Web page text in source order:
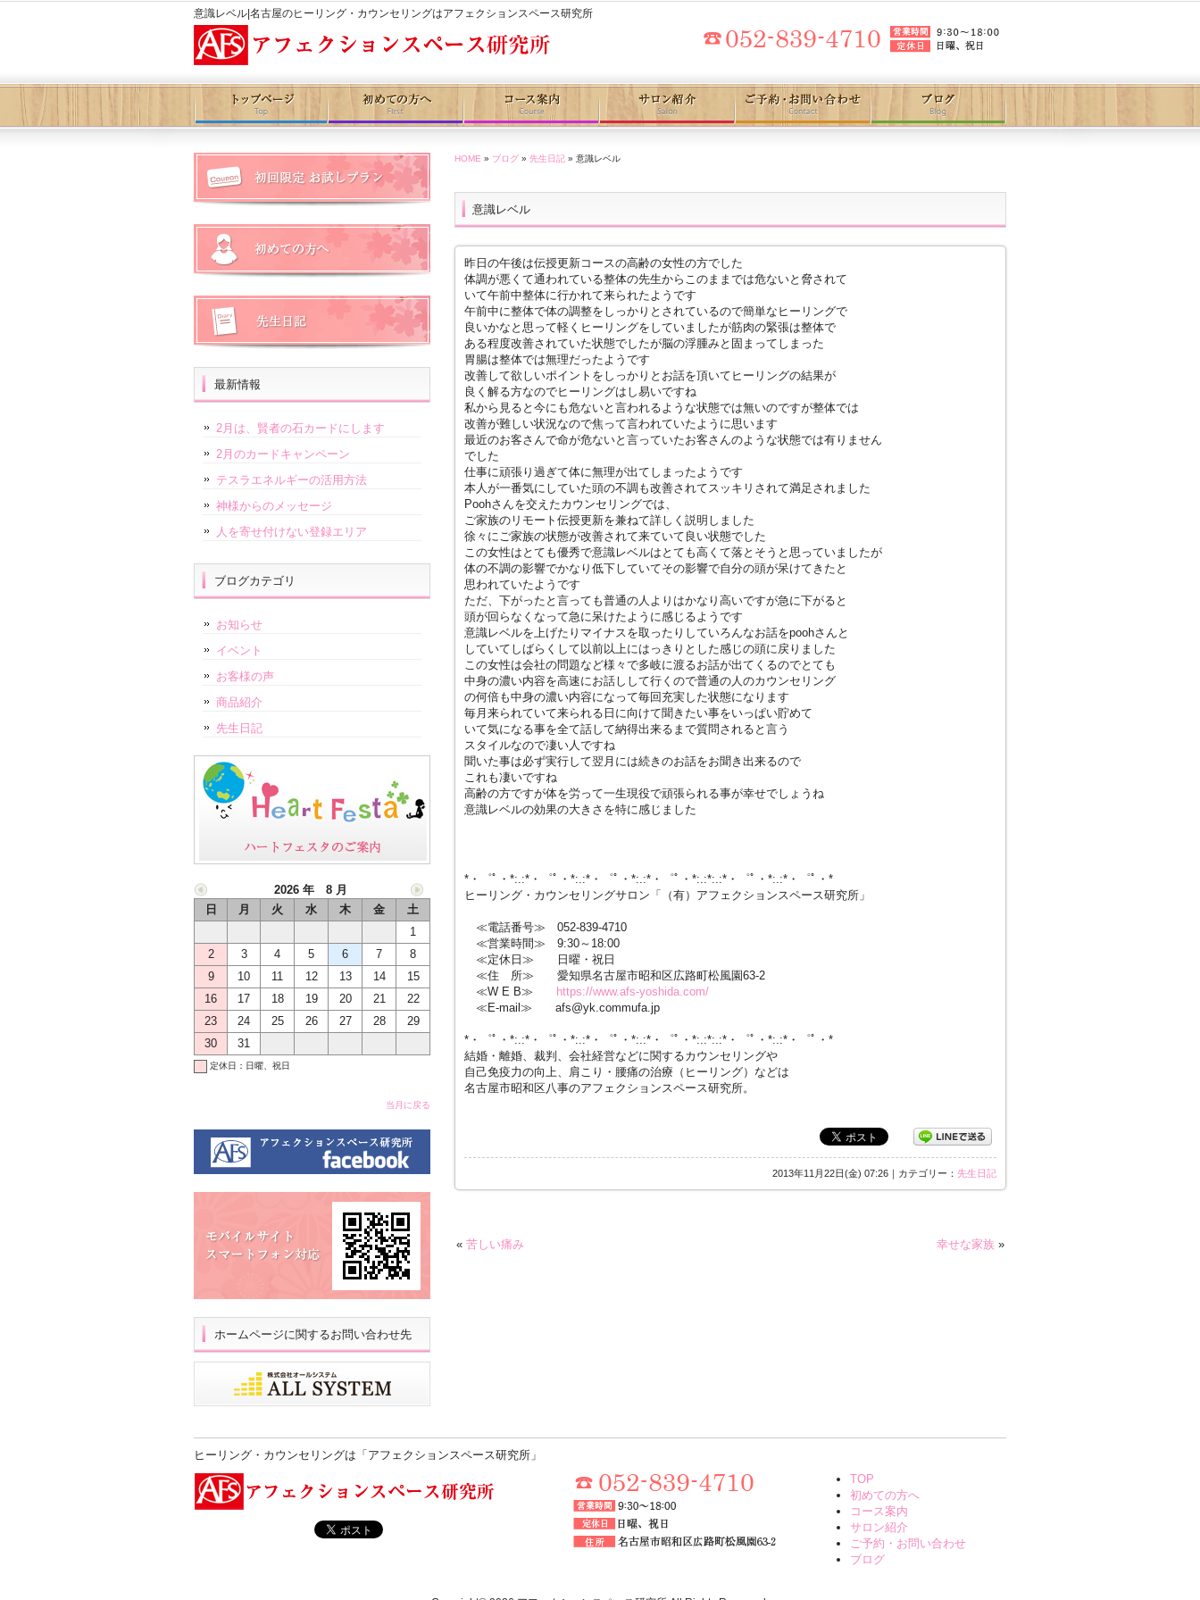
意識レベル|名古屋のヒーリング・カウンセリングはアフェクションスペース研究所
HOME » ブログ » 先生日記 » 意識レベル
意識レベル
昨日の午後は伝授更新コースの高齢の女性の方でした
体調が悪くて通われている整体の先生からこのままでは危ないと脅されて
いて午前中整体に行かれて来られたようです
午前中に整体で体の調整をしっかりとされているので簡単なヒーリングで
良いかなと思って軽くヒーリングをしていましたが筋肉の緊張は整体で
ある程度改善されていた状態でしたが脳の浮腫みと固まってしまった
胃腸は整体では無理だったようです
改善して欲しいポイントをしっかりとお話を頂いてヒーリングの結果が
良く解る方なのでヒーリングはし易いですね
私から見ると今にも危ないと言われるような状態では無いのですが整体では
改善が難しい状況なので焦って言われていたように思います
最近のお客さんで命が危ないと言っていたお客さんのような状態では有りません
でした
仕事に頑張り過ぎて体に無理が出てしまったようです
本人が一番気にしていた頭の不調も改善されてスッキリされて満足されました
Poohさんを交えたカウンセリングでは、
ご家族のリモート伝授更新を兼ねて詳しく説明しました
徐々にご家族の状態が改善されて来ていて良い状態でした
この女性はとても優秀で意識レベルはとても高くて落とそうと思っていましたが
体の不調の影響でかなり低下していてその影響で自分の頭が呆けてきたと
思われていたようです
ただ、下がったと言っても普通の人よりはかなり高いですが急に下がると
頭が回らなくなって急に呆けたように感じるようです
意識レベルを上げたりマイナスを取ったりしていろんなお話をpoohさんと
していてしばらくして以前以上にはっきりとした感じの頭に戻りました
この女性は会社の問題など様々で多岐に渡るお話が出てくるのでとても
中身の濃い内容を高速にお話しして行くので普通の人のカウンセリング
の何倍も中身の濃い内容になって毎回充実した状態になります
毎月来られていて来られる日に向けて聞きたい事をいっぱい貯めて
いて気になる事を全て話して納得出来るまで質問されると言う
スタイルなので凄い人ですね
聞いた事は必ず実行して翌月には続きのお話をお聞き出来るので
これも凄いですね
高齢の方ですが体を労って一生現役で頑張られる事が幸せでしょうね
意識レベルの効果の大きさを特に感じました
*・゜ﾟ・*:.:*・゜ﾟ・*:.:*・゜ﾟ・*:.:*・゜ﾟ・*:.:*:.:*・゜ﾟ・*:.:*・゜ﾟ・*
ヒーリング・カウンセリングサロン「（有）アフェクションスペース研究所」
≪電話番号≫ 052-839-4710
≪営業時間≫ 9:30～18:00
≪定休日≫ 日曜・祝日
≪住 所≫ 愛知県名古屋市昭和区広路町松風園63-2
≪W E B≫
https://www.afs-yoshida.com/
≪E-mail≫ afs@yk.commufa.jp
*・゜ﾟ・*:.:*・゜ﾟ・*:.:*・゜ﾟ・*:.:*・゜ﾟ・*:.:*:.:*・゜ﾟ・*:.:*・゜ﾟ・*
結婚・離婚、裁判、会社経営などに関するカウンセリングや
自己免疫力の向上、肩こり・腰痛の治療（ヒーリング）などは
名古屋市昭和区八事のアフェクションスペース研究所。
2013年11月22日(金) 07:26｜カテゴリー： 先生日記
« 苦しい痛み 幸せな家族 »
最新情報
2月は、賢者の石カードにします
2月のカードキャンペーン
テスラエネルギーの活用方法
神様からのメッセージ
人を寄せ付けない登録エリア
ブログカテゴリ
お知らせ
イベント
お客様の声
商品紹介
先生日記
2026 年 8 月
日
月 火 水 木 金
土
1
2
3 4 5 6 7
8
9
10 11 12 13 14
15
16
17 18 19 20 21
22
23
24 25 26 27 28
29
30
31
定休日：日曜、祝日
当月に戻る
ホームページに関するお問い合わせ先
ヒーリング・カウンセリングは「アフェクションスペース研究所」
TOP
初めての方へ
コース案内
サロン紹介
ご予約・お問い合わせ
ブログ